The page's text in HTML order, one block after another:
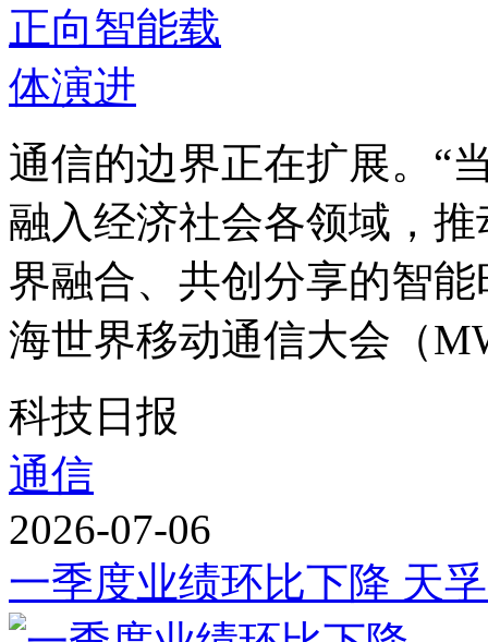
通信的边界正在扩展。“
融入经济社会各领域，
界融合、共创分享的智
海世界移动通信大会（
科技日报
通信
2026-07-06
一季度业绩环比下降 天